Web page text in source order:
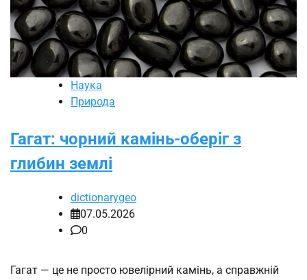
Наука
Природа
Гагат: чорний камінь-оберіг з
глибин землі
dictionarygeo
07.05.2026
0
Гагат — це не просто ювелірний камінь, а справжній